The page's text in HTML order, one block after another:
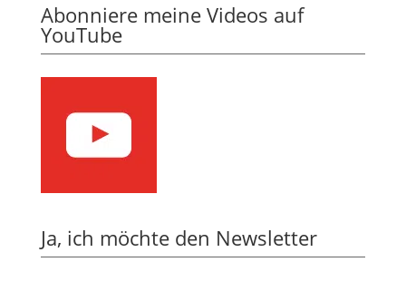
Abonniere meine Videos auf
YouTube
Ja, ich möchte den Newsletter